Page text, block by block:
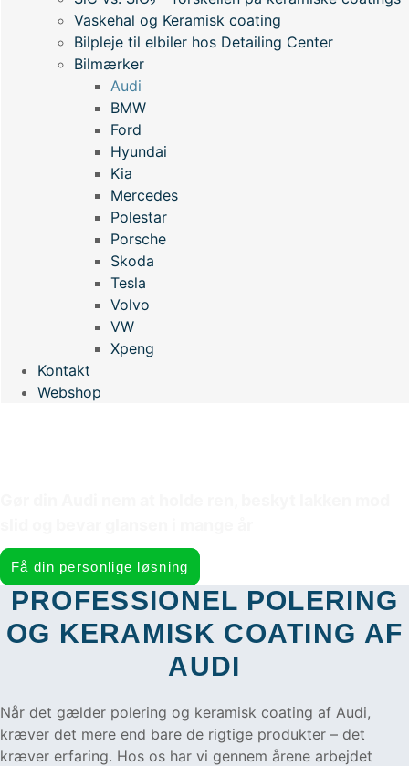
Vaskehal og Keramisk coating
Bilpleje til elbiler hos Detailing Center
Bilmærker
Audi
BMW
Ford
Hyundai
Kia
Mercedes
Polestar
Porsche
Skoda
Tesla
Volvo
VW
Xpeng
Kontakt
Webshop
Få din personlige løsning
PROFESSIONEL POLERING
OG KERAMISK COATING AF
AUDI
Når det gælder polering og keramisk coating af Audi,
kræver det mere end bare de rigtige produkter – det
kræver erfaring. Hos os har vi gennem årene arbejdet